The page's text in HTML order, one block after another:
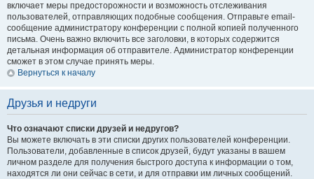
включает меры предосторожности и возможность отслеживания
пользователей, отправляющих подобные сообщения. Отправьте email-
сообщение администратору конференции с полной копией полученного
письма. Очень важно включить все заголовки, в которых содержится
детальная информация об отправителе. Администратор конференции
сможет в этом случае принять меры.
Вернуться к началу
Друзья и недруги
Что означают списки друзей и недругов?
Вы можете включать в эти списки других пользователей конференции.
Пользователи, добавленные в список друзей, будут указаны в вашем
личном разделе для получения быстрого доступа к информации о том,
находятся ли они сейчас в сети, и для отправки им личных сообщений.